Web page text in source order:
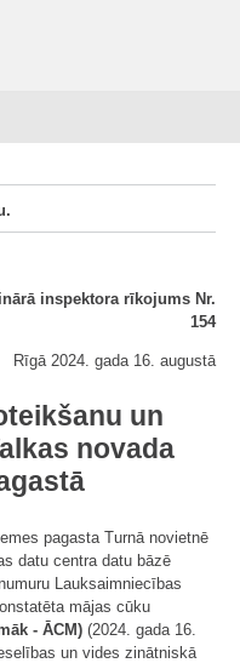
inspektora rīkojums Nr.
154
Rīgā 2024. gada 16. augustā
un
novada
pagasta Turnā novietnē
datu centra datu bāzē
Lauksaimniecības
mājas cūku
- ĀCM) (2024. gada 16.
un vides zinātniskā